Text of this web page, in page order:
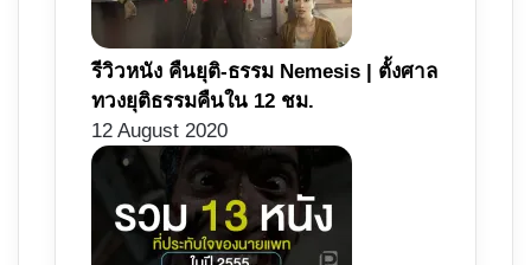
รีวิวหนัง คืนยุติ-ธรรม Nemesis | ตั้งศาล
ทวงยุติธรรมคืนใน 12 ชม.
12 August 2020